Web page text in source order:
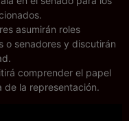
asumirán roles
o senadores y discutirán
comprender el papel
de la representación.